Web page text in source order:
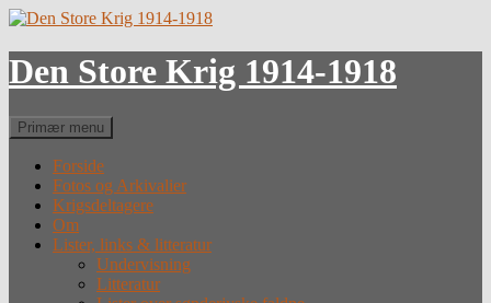
Hop
indhold
Den Store Krig 1914-1918
Søg
Primær menu
Forside
Fotos og Arkivalier
Krigsdeltagere
Om
Lister, links & litteratur
Undervisning
Litteratur